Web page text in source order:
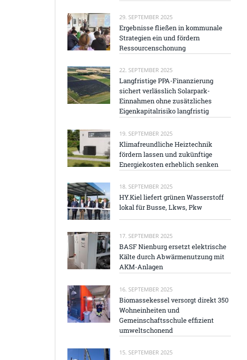
29. SEPTEMBER 2025
Ergebnisse fließen in kommunale
Strategien ein und fördern
Ressourcenschonung
22. SEPTEMBER 2025
Langfristige PPA-Finanzierung
sichert verlässlich Solarpark-
Einnahmen ohne zusätzliches
Eigenkapitalrisiko langfristig
19. SEPTEMBER 2025
Klimafreundliche Heiztechnik
fördern lassen und zukünftige
Energiekosten erheblich senken
18. SEPTEMBER 2025
HY.Kiel liefert grünen Wasserstoff
lokal für Busse, Lkws, Pkw
17. SEPTEMBER 2025
BASF Nienburg ersetzt elektrische
Kälte durch Abwärmenutzung mit
AKM-Anlagen
16. SEPTEMBER 2025
Biomassekessel versorgt direkt 350
Wohneinheiten und
Gemeinschaftsschule effizient
umweltschonend
15. SEPTEMBER 2025